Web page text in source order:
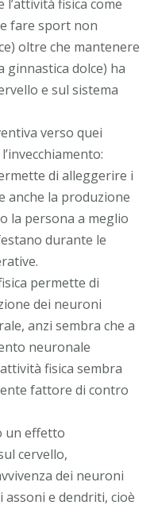
fisica come
fare sport non
oltre che mantenere
ginnastica dolce) ha
e sul sistema
verso quei
di alleggerire i
anche la produzione
la persona a meglio
durante le
permette di
dei neuroni
anzi sembra che a
neuronale
fisica sembra
fattore di contro
un effetto
cervello,
dei neuroni
e dendriti, cioè